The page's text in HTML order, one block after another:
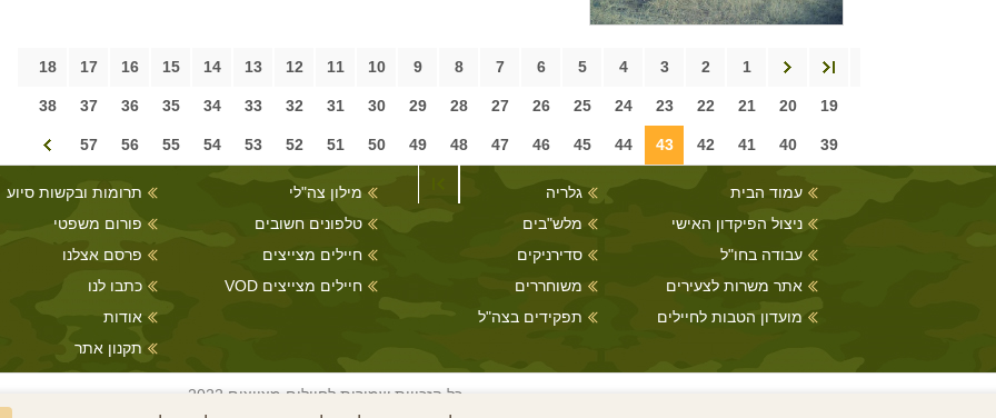
1
2
3
4
5
6
7
8
9
10
11
12
13
14
15
16
17
18
19
20
21
22
23
24
25
26
27
28
29
30
31
32
33
34
35
36
37
38
39
40
41
42
43
44
45
46
47
48
49
50
51
52
53
54
55
56
57
עמוד הבית
ניצול הפיקדון האישי
עבודה בחו"ל
אתר משרות לצעירים
מועדון הטבות לחיילים
גלריה
מלש"בים
סדירניקים
משוחררים
תפקידים בצה"ל
מילון צה"לי
טלפונים חשובים
חיילים מצייצים
חיילים מצייצים VOD
תרומות ובקשות סיוע
פורום משפטי
פרסם אצלנו
כתבו לנו
אודות
תקנון אתר
כל הזכויות שמורות לחיילים מצייצים 2022